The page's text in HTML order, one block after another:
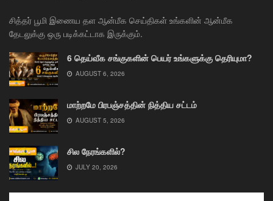
சித்தர் பூமி இணைய தள ஆன்மீக செய்திகள் உங்களின் ஆன்மீக
தேடலுக்கு ஒரு படிக்கட்டாக இருக்கும்.
6 தெய்வீக சங்குகளின் பெயர் உங்களுக்கு தெரியுமா?
AUGUST 6, 2026
மாற்றமே பிரபஞ்சத்தின் நித்திய சட்டம்
AUGUST 5, 2026
சில நேரங்களில்?
JULY 20, 2026